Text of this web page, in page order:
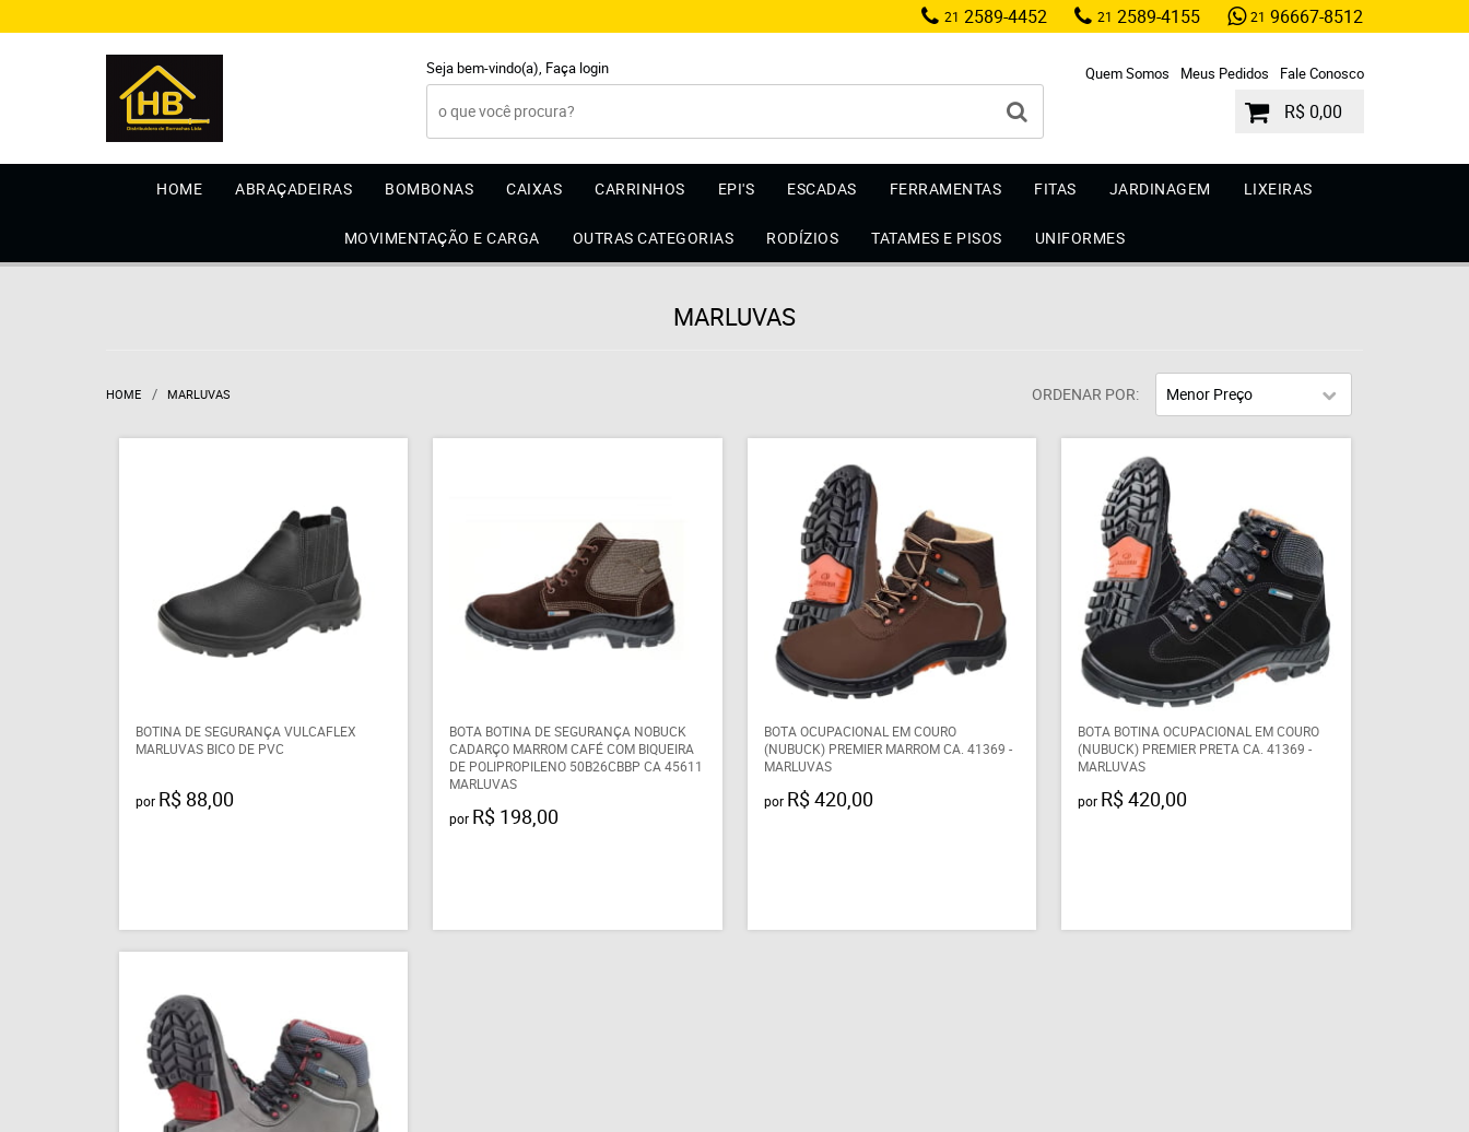
21 2589-4452 21 2589-4155 21 96667-8512
Seja bem-vindo(a), Faça login Quem Somos Meus Pedidos Fale Conosco
R$ 0,00
HOME ABRAÇADEIRAS BOMBONAS CAIXAS CARRINHOS EPI'S ESCADAS FERRAMENTAS FITAS JARDINAGEM LIXEIRAS
MOVIMENTAÇÃO E CARGA OUTRAS CATEGORIAS RODÍZIOS TATAMES E PISOS UNIFORMES
MARLUVAS
HOME MARLUVAS ORDENAR POR Menor Preço
BOTINA DE SEGURANÇA VULCAFLEX
MARLUVAS BICO DE PVC
por R$ 88,00
BOTA BOTINA DE SEGURANÇA NOBUCK
CADARÇO MARROM CAFÉ COM BIQUEIRA
DE POLIPROPILENO 50B26CBBP CA 45611
MARLUVAS
por R$ 198,00
BOTA OCUPACIONAL EM COURO
(NUBUCK) PREMIER MARROM CA. 41369 -
MARLUVAS
por R$ 420,00
BOTA BOTINA OCUPACIONAL EM COURO
(NUBUCK) PREMIER PRETA CA. 41369 -
MARLUVAS
por R$ 420,00